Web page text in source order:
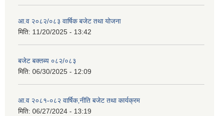
आ.व २०८२/०८३ वार्षिक बजेट तथा योजना
मिति: 11/20/2025 - 13:42
बजेट बक्तब्य ०८२/०८३
मिति: 06/30/2025 - 12:09
आ.व २०८१-०८२ वार्षिक,नीति बजेट तथा कार्यक्रम
मिति: 06/27/2024 - 13:19